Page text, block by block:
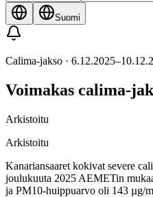
Suomi
Calima-jakso · 6.12.2025–
Voimakas calima-
Arkistoitu
Arkistoitu
Kanariansaaret kokivat severe
joulukuuta 2025 AEMETin
ja PM10-huippuarvo oli 143 µg/